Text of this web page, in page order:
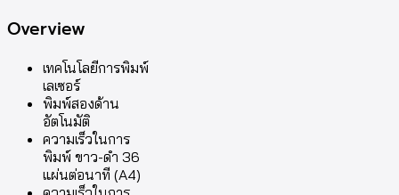
Overview
เทคโนโลยีการพิมพ์
เลเซอร์
พิมพ์สองด้าน
อัตโนมัติ
ความเร็วในการ
พิมพ์ ขาว-ดำ 36
แผ่นต่อนาที (A4)